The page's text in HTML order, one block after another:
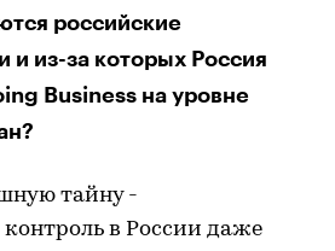
российские
и из-за которых Россия
Business на уровне
тайну -
в России даже